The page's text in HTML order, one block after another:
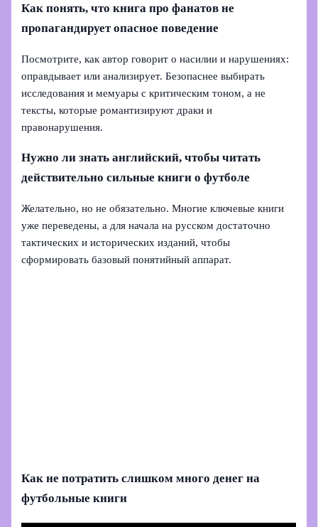
Как понять, что книга про фанатов не
пропагандирует опасное поведение
Посмотрите, как автор говорит о насилии и нарушениях:
оправдывает или анализирует. Безопаснее выбирать
исследования и мемуары с критическим тоном, а не
тексты, которые романтизируют драки и
правонарушения.
Нужно ли знать английский, чтобы читать
действительно сильные книги о футболе
Желательно, но не обязательно. Многие ключевые книги
уже переведены, а для начала на русском достаточно
тактических и исторических изданий, чтобы
сформировать базовый понятийный аппарат.
Как не потратить слишком много денег на
футбольные книги